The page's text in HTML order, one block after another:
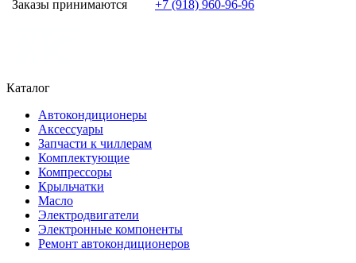
Заказы принимаются
+7 (918) 960-96-96
Каталог
Автокондиционеры
Аксессуары
Запчасти к чиллерам
Комплектующие
Компрессоры
Крыльчатки
Масло
Электродвигатели
Электронные компоненты
Ремонт автокондиционеров